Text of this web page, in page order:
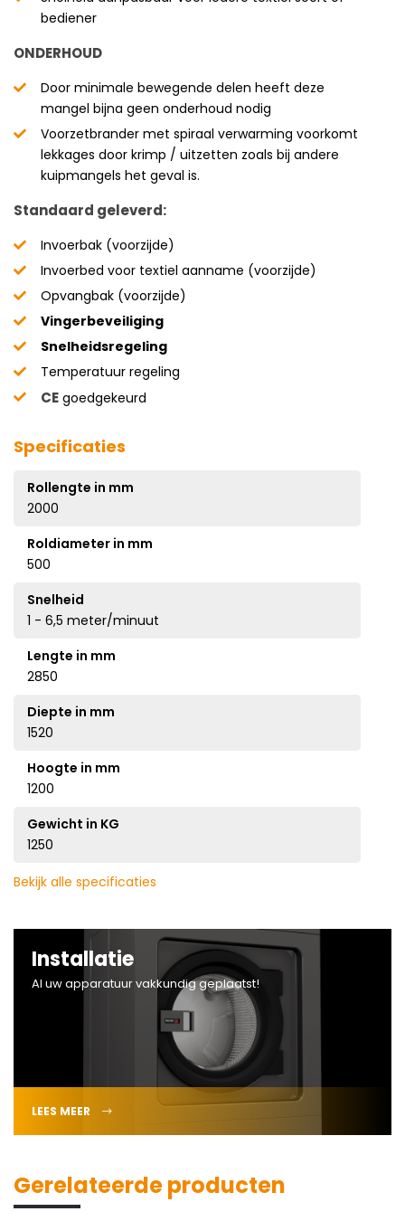
bediener
ONDERHOUD
Door minimale bewegende delen heeft deze
mangel bijna geen onderhoud nodig
Voorzetbrander met spiraal verwarming voorkomt
lekkages door krimp / uitzetten zoals bij andere
kuipmangels het geval is.
Standaard geleverd:
Invoerbak (voorzijde)
Invoerbed voor textiel aanname (voorzijde)
Opvangbak (voorzijde)
Vingerbeveiliging
Snelheidsregeling
Temperatuur regeling
CE goedgekeurd
Specificaties
Rollengte in mm
2000
Roldiameter in mm
500
Snelheid
1 - 6,5 meter/minuut
Lengte in mm
2850
Diepte in mm
1520
Hoogte in mm
1200
Gewicht in KG
1250
Bekijk alle specificaties
Installatie
Al uw apparatuur vakkundig geplaatst!
LEES MEER
Gerelateerde producten